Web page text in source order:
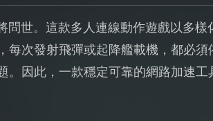
世。這款多人連線動作遊戲以多樣
次發射飛彈或起降艦載機，都必須
。因此，一款穩定可靠的網路加速工